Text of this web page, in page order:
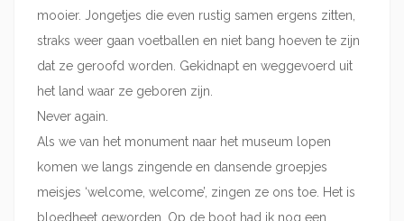
mooier. Jongetjes die even rustig samen ergens zitten,
straks weer gaan voetballen en niet bang hoeven te zijn
dat ze geroofd worden. Gekidnapt en weggevoerd uit
het land waar ze geboren zijn.
Never again.
Als we van het monument naar het museum lopen
komen we langs zingende en dansende groepjes
meisjes ‘welcome, welcome’, zingen ze ons toe. Het is
bloedheet geworden. Op de boot had ik nog een